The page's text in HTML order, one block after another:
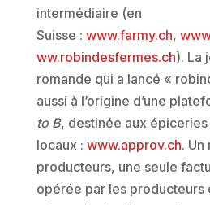
intermédiaire (en
Suisse : www.farmy.ch,
ww.robindesfermes.ch). La
romande qui a lancé «
aussi à l’origine d’une
to B, destinée aux
locaux : www.approv.ch. Un
producteurs, une seule
opérée par les producteurs